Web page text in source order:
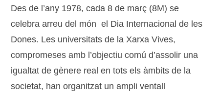
Des de l’any 1978, cada 8 de març (8M) se
celebra arreu del món el Dia Internacional de les
Dones. Les universitats de la Xarxa Vives,
compromeses amb l’objectiu comú d’assolir una
igualtat de gènere real en tots els àmbits de la
societat, han organitzat un ampli ventall